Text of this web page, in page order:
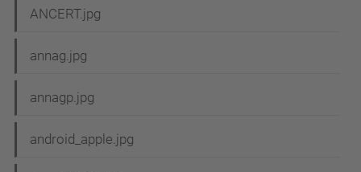
ANCERT.jpg
annag.jpg
annagp.jpg
android_apple.jpg